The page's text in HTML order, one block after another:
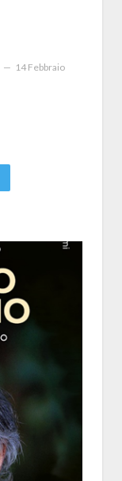
14 Febbraio